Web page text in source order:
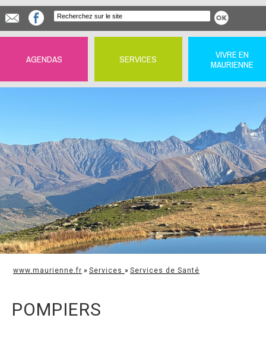
AGENDAS SERVICES
VIVRE EN
MAURIENNE
www.maurienne.fr » Services » Services de Santé
POMPIERS